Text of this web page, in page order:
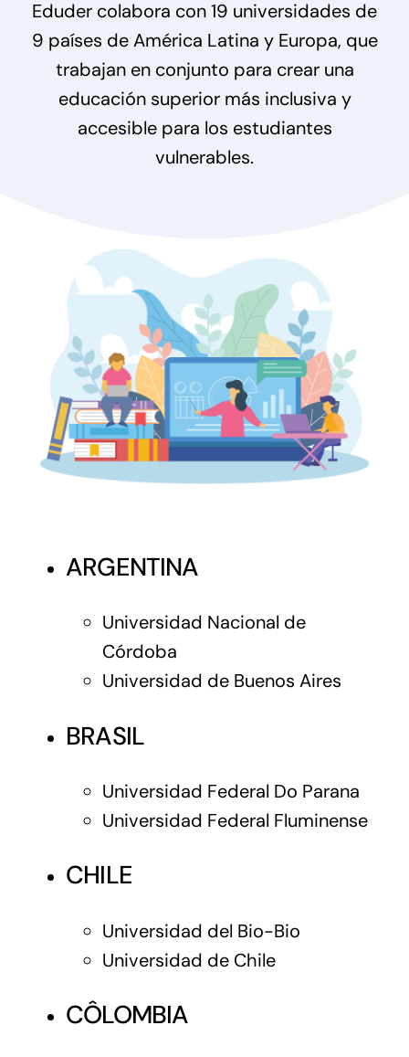
Eduder colabora con 19 universidades de
9 países de América Latina y Europa, que
trabajan en conjunto para crear una
educación superior más inclusiva y
accesible para los estudiantes
vulnerables.
ARGENTINA
Universidad Nacional de
Córdoba
Universidad de Buenos Aires
BRASIL
Universidad Federal Do Parana
Universidad Federal Fluminense
CHILE
Universidad del Bio-Bio
Universidad de Chile
CÔLOMBIA